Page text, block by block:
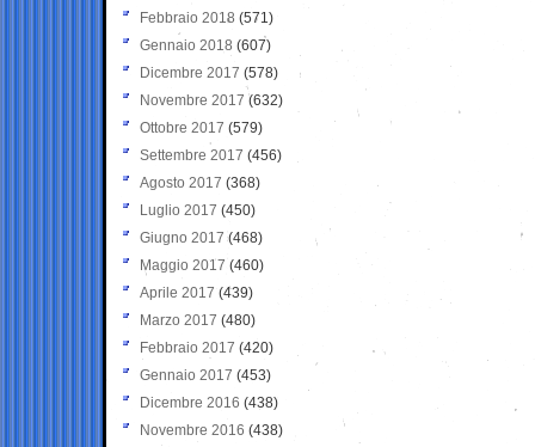
Febbraio 2018 (571)
Gennaio 2018 (607)
Dicembre 2017 (578)
Novembre 2017 (632)
Ottobre 2017 (579)
Settembre 2017 (456)
Agosto 2017 (368)
Luglio 2017 (450)
Giugno 2017 (468)
Maggio 2017 (460)
Aprile 2017 (439)
Marzo 2017 (480)
Febbraio 2017 (420)
Gennaio 2017 (453)
Dicembre 2016 (438)
Novembre 2016 (438)